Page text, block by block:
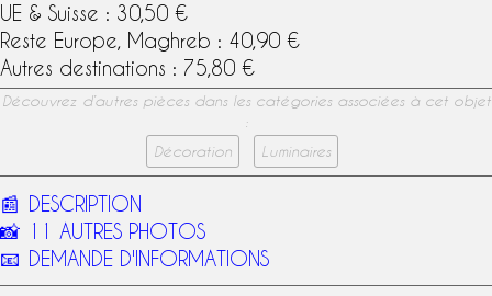
UE & Suisse : 30,50 €
Reste Europe, Maghreb : 40,90 €
Autres destinations : 75,80 €
Découvrez d’autres pièces dans les catégories associées à cet objet
:
Décoration
Luminaires
📰 DESCRIPTION
📸 11 AUTRES PHOTOS
📧 DEMANDE D'INFORMATIONS